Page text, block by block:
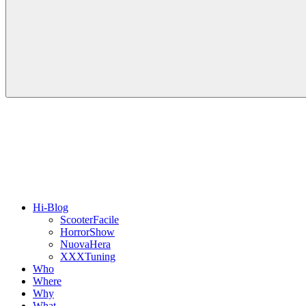
Hi-Blog
ScooterFacile
HorrorShow
NuovaHera
XXXTuning
Who
Where
Why